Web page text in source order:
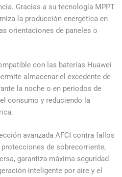
Gracias a su tecnología MPPT
la producción energética en
orientaciones de paneles o
con las baterías Huawei
almacenar el excedente de
la noche o en periodos de
consumo y reduciendo la
avanzada AFCI contra fallos
de sobrecorriente,
garantiza máxima seguridad
inteligente por aire y el